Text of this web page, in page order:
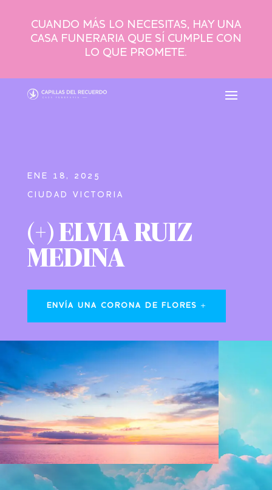
CUANDO MÁS LO NECESITAS, HAY UNA
CASA FUNERARIA QUE SÍ CUMPLE CON
LO QUE PROMETE.
ENE 18, 2025
CIUDAD VICTORIA
(+) ELVIA RUIZ
MEDINA
ENVÍA UNA CORONA DE FLORES